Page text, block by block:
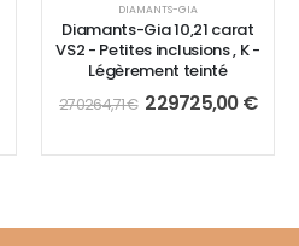
DIAMANTS-GIA
Diamants-Gia 10,21 carat
VS2 - Petites inclusions , K -
Légèrement teinté
270264,71€ 229725,00€